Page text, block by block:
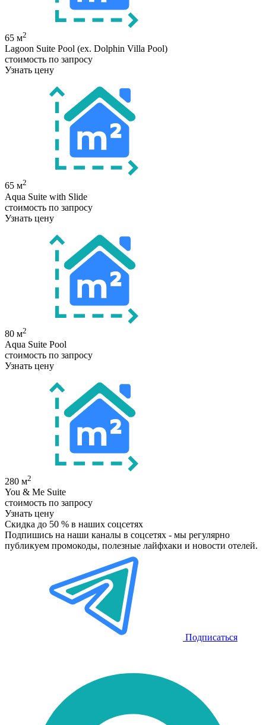
65 м2
Lagoon Suite Pool (ex. Dolphin Villa Pool)
стоимость по запросу
Узнать цену
65 м2
Aqua Suite with Slide
стоимость по запросу
Узнать цену
80 м2
Aqua Suite Pool
стоимость по запросу
Узнать цену
280 м2
You & Me Suite
стоимость по запросу
Узнать цену
Скидка до 50 % в наших соцсетях
Подпишись на наши каналы в соцсетях - мы регулярно
публикуем промокоды, полезные лайфхаки и новости отелей.
Подписаться